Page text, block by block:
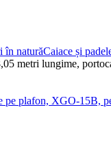
în naturăCaiace și
metri lungime,
pe plafon, XGO-15B,